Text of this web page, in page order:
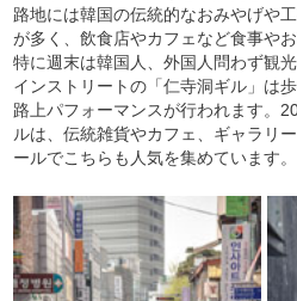
路地には韓国の伝統的なおみやげや
が多く、飲食店やカフェなど食事や
特に週末は韓国人、外国人問わず観
インストリートの「仁寺洞ギル」は
路上パフォーマンスが行われます。
ルは、伝統雑貨やカフェ、ギャラリ
ールでこちらも人気を集めています。